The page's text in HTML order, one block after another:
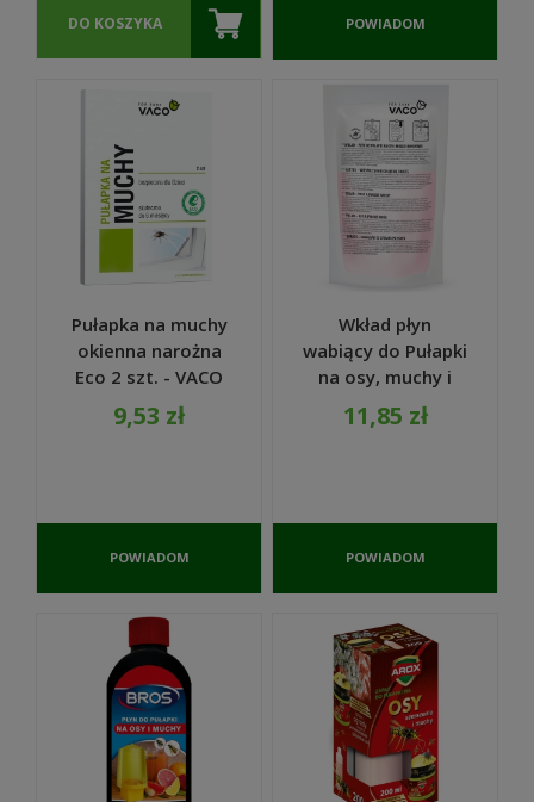
DO KOSZYKA
POWIADOM
DOSTĘPNOŚCI
Pułapka na muchy
okienna narożna
Eco 2 szt. - VACO
9,53 zł
POWIADOM
DOSTĘPNOŚCI
Wkład płyn
wabiący do Pułapki
na osy, muchy i
muszki 200 ml ECO
- VACO
11,85 zł
POWIADOM
DOSTĘPNOŚCI